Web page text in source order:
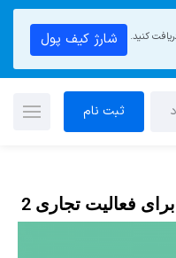
کنید. شارژ کیف پول
ثبت نام
فعالیت تجاری 2